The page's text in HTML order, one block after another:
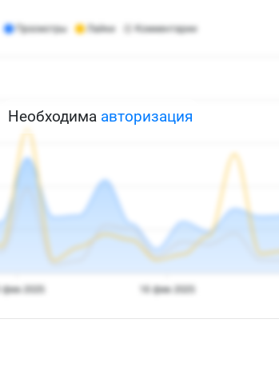
Необходима авторизация